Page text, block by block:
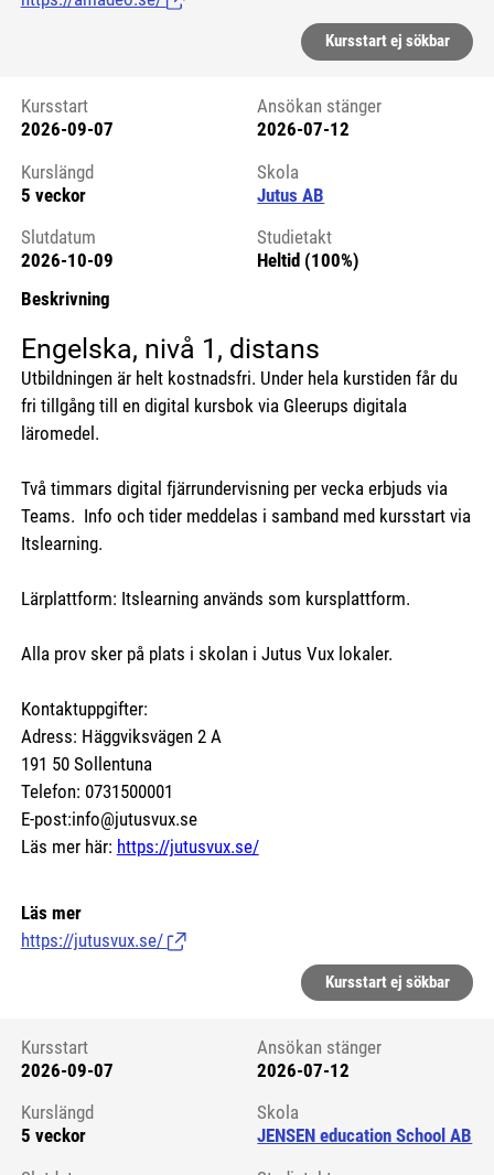
Kursstart ej sökbar
Kursstart 6163676
Kursstart
2026-09-07
Ansökan stänger
2026-07-12
Kurslängd
5 veckor
Skola
Jutus AB
Slutdatum
2026-10-09
Studietakt
Heltid (100%)
Beskrivning
Engelska, nivå 1, distans
Utbildningen är helt kostnadsfri. Under hela kurstiden får du
fri tillgång till en digital kursbok via Gleerups digitala
läromedel.
Två timmars digital fjärrundervisning per vecka erbjuds via
Teams. Info och tider meddelas i samband med kursstart via
Itslearning.
Lärplattform: Itslearning används som kursplattform.
Alla prov sker på plats i skolan i Jutus Vux lokaler.
Kontaktuppgifter:
Adress: Häggviksvägen 2 A
191 50 Sollentuna
Telefon: 0731500001
E-post:info@jutusvux.se
Läs mer här: https://jutusvux.se/
Läs mer
https://jutusvux.se/ (Länk till extern sida.)
Kursstart ej sökbar
Kursstart 6101133
Kursstart
2026-09-07
Ansökan stänger
2026-07-12
Kurslängd
5 veckor
Skola
JENSEN education School AB